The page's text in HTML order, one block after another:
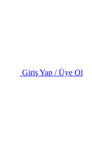
Giriş Yap / Üye Ol